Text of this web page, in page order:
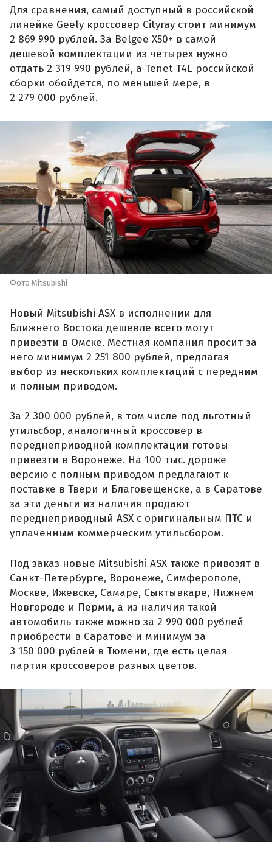
Для сравнения, самый доступный в российской
линейке Geely кроссовер Cityray стоит минимум
2 869 990 рублей. За Belgee X50+ в самой
дешевой комплектации из четырех нужно
отдать 2 319 990 рублей, а Tenet T4L российской
сборки обойдется, по меньшей мере, в
2 279 000 рублей.
Фото Mitsubishi
Новый Mitsubishi ASX в исполнении для
Ближнего Востока дешевле всего могут
привезти в Омске. Местная компания просит за
него минимум 2 251 800 рублей, предлагая
выбор из нескольких комплектаций с передним
и полным приводом.
За 2 300 000 рублей, в том числе под льготный
утильсбор, аналогичный кроссовер в
переднеприводной комплектации готовы
привезти в Воронеже. На 100 тыс. дороже
версию с полным приводом предлагают к
поставке в Твери и Благовещенске, а в Саратове
за эти деньги из наличия продают
переднеприводный ASX с оригинальным ПТС и
уплаченным коммерческим утильсбором.
Под заказ новые Mitsubishi ASX также привозят в
Санкт-Петербурге, Воронеже, Симферополе,
Москве, Ижевске, Самаре, Сыктывкаре, Нижнем
Новгороде и Перми, а из наличия такой
автомобиль также можно за 2 990 000 рублей
приобрести в Саратове и минимум за
3 150 000 рублей в Тюмени, где есть целая
партия кроссоверов разных цветов.